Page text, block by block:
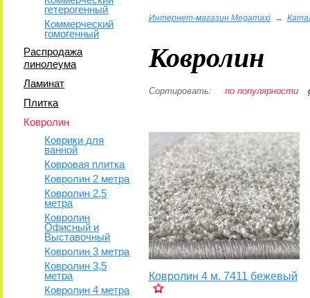
гетерогенный
Коммерческий
гомогенный
Распродажа
линолеума
Ламинат
Плитка
Ковролин
Коврики для
ванной
Ковровая плитка
Ковролин 2 метра
Ковролин 2,5
метра
Ковролин
Офисный и
Выставочный
Ковролин 3 метра
Ковролин 3,5
метра
Ковролин 4 метра
Интернет-магазин Megamaxi→
Ковролин
Сортировать: по популярности
Ковролин 4 м. 7411 бежевый